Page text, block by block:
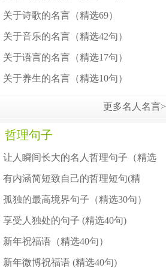
关于诗歌的名言（精选69）
关于音乐的名言（精选42句）
关于语言的名言（精选17句）
关于养生的名言（精选10句）
更多名人名言>
哲理句子
让人瞬间长大的名人哲理句子（精选
有内涵简短致自己的哲理短句(精
孤独的最高境界句子（精选30句）
享受人独处的句子 (精选40句)
新年祝福语（精选40句）
新年微博祝福语 (精选40句)